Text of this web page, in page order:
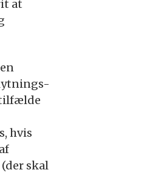
at
hvis
skal